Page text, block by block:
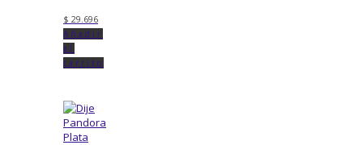
$ 29.696
Añadir
al
carrito